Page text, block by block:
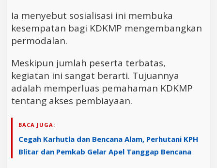
Ia menyebut sosialisasi ini membuka
kesempatan bagi KDKMP mengembangkan
permodalan.
Meskipun jumlah peserta terbatas,
kegiatan ini sangat berarti. Tujuannya
adalah memperluas pemahaman KDKMP
tentang akses pembiayaan.
BACA JUGA:
Cegah Karhutla dan Bencana Alam, Perhutani KPH
Blitar dan Pemkab Gelar Apel Tanggap Bencana